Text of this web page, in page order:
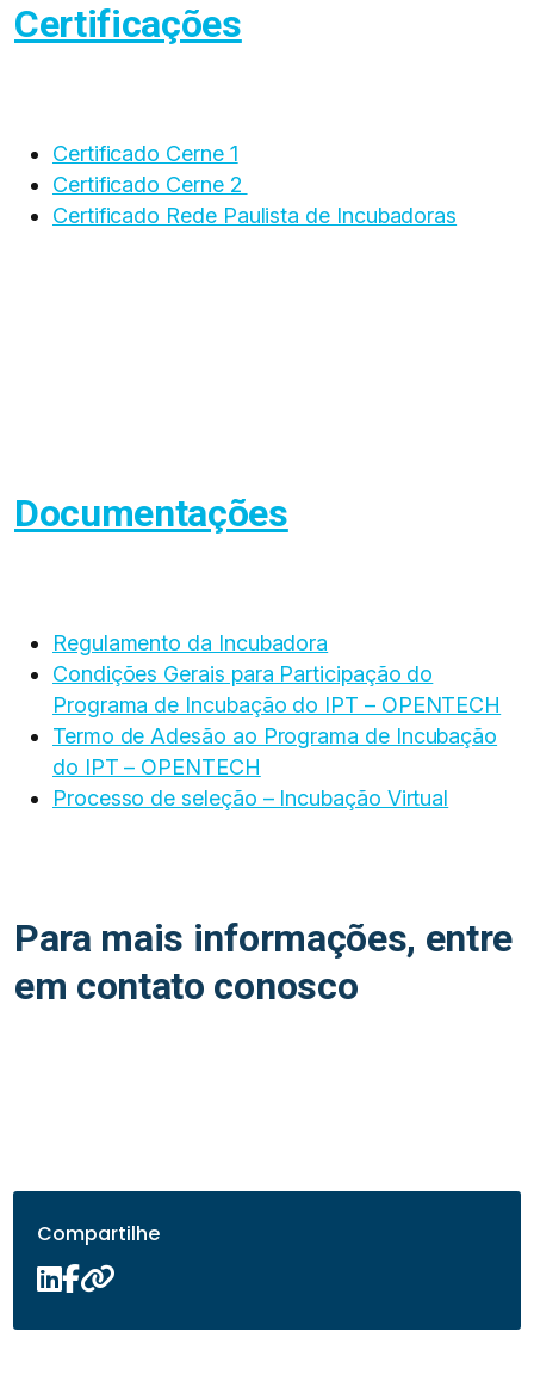
Certificações
Certificado Cerne 1
Certificado Cerne 2
Certificado Rede Paulista de Incubadoras
Documentações
Regulamento da Incubadora
Condições Gerais para Participação do
Programa de Incubação do IPT – OPENTECH
Termo de Adesão ao Programa de Incubação
do IPT – OPENTECH
Processo de seleção – Incubação Virtual
Para mais informações, entre
em contato conosco
Compartilhe